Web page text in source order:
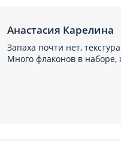
Анастасия Карелина
Запаха почти нет,
Много флаконов в наборе,